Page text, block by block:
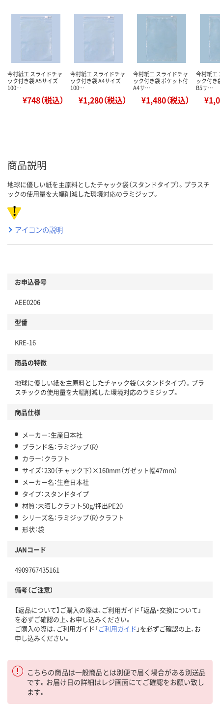
今村紙工 スライドチャ
ック付き袋 A5サイズ
100…
¥748（税込）
今村紙工 スライドチャ
ック付き袋 A4サイズ
100…
¥1,280（税込）
今村紙工 スライドチャ
ック付き袋 ポケット付
A4サ…
¥1,480（税込）
今村紙工
ック付き
B5サ…
商品説明
地球に優しい紙を主原料としたチャック袋（スタンドタイプ）。プラスチ
ックの使用量を大幅削減した環境対応のラミジップ。
アイコンの説明
お申込番号
AEE0206
型番
KRE-16
商品の特徴
地球に優しい紙を主原料としたチャック袋（スタンドタイプ）。プラ
スチックの使用量を大幅削減した環境対応のラミジップ。
商品仕様
メーカー：生産日本社
ブランド名：ラミジップ（R）
カラー：クラフト
サイズ：230（チャック下）×160mm（ガゼット幅47mm）
メーカー名：生産日本社
タイプ：スタンドタイプ
材質：未晒しクラフト50g/押出PE20
シリーズ名：ラミジップ（R）クラフト
形状：袋
JANコード
4909767435161
備考（ご注意）
【返品について】ご購入の際は、ご利用ガイド「返品・交換について」
を必ずご確認の上、お申し込みください。
ご購入の際は、ご利用ガイド「ご利用ガイド 」を必ずご確認の上、お
申し込みください。
こちらの商品は一般商品とは別便で届く場合がある別送品
です。お届け日の詳細はレジ画面にてご確認をお願い致し
ます。